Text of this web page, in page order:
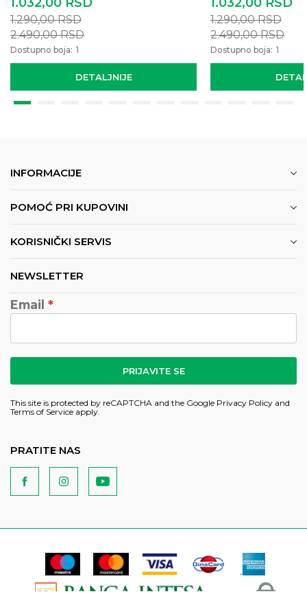
DETALJNIJE
1.290,00RSD
2.490,00RSD
Dostupno boja: 1
1.290,00RSD
2.490,00RSD
Dostupno boja: 1
INFORMACIJE
POMOĆ PRI KUPOVINI
KORISNIČKI SERVIS
NEWSLETTER
Email
PRIJAVITE SE
This site is protected by reCAPTCHA and the Google Privacy Policy and
Terms of Service apply.
PRATITE NAS